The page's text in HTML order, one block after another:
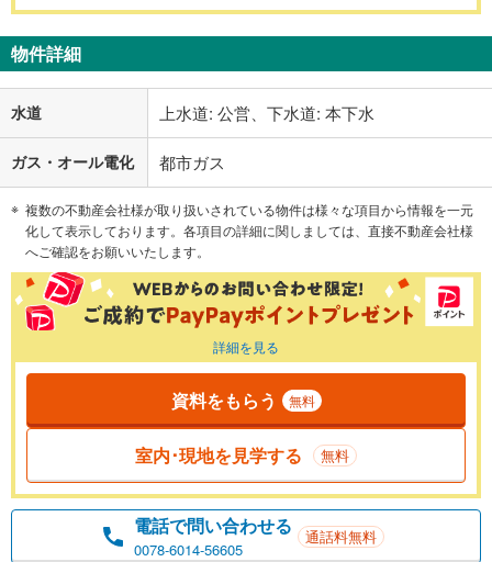
物件詳細
水道 上水道: 公営、下水道: 本下水
ガス・オール電化 都市ガス
複数の不動産会社様が取り扱いされている物件は様々な項目から情報を一元
化して表示しております。各項目の詳細に関しましては、直接不動産会社様
へご確認をお願いいたします。
詳細を見る
資料をもらう 無料
室内･現地を見学する 無料
電話で問い合わせる
0078-6014-56605
通話料無料